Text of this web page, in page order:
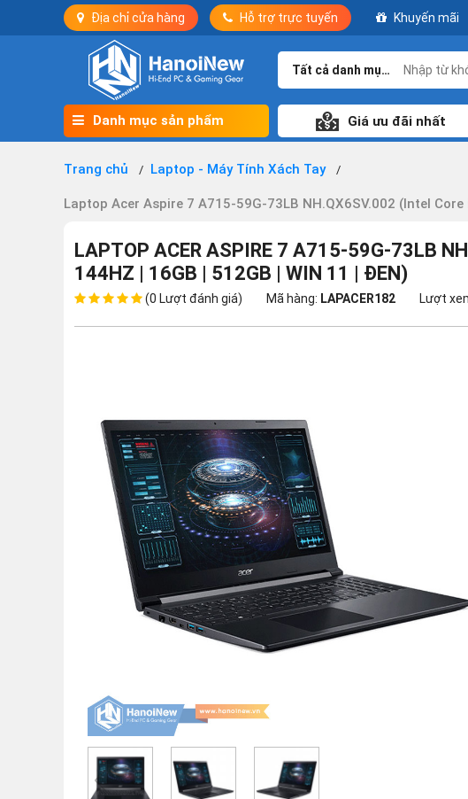
Địa chỉ cửa hàng Hỗ trợ trực tuyến Khuyến mãi
Tất cả danh mục
Danh mục sản phẩm Giá ưu đãi nhất
Trang chủ Laptop - Máy Tính Xách Tay
Laptop Acer Aspire 7 A715-59G-73LB NH.QX6SV.002 (Intel
LAPTOP ACER ASPIRE 7 A715-59G-73LB
144HZ | 16GB | 512GB | WIN 11 | ĐEN)
(0 Lượt đánh giá) Mã hàng: LAPACER182 Lượt